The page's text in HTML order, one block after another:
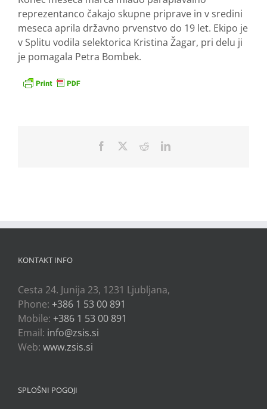
reprezentanco čakajo skupne priprave in v sredini
meseca aprila državno prvenstvo do 19 let. Ekipo je
v Splitu vodila selektorica Kristina Žagar, pri delu ji
je pomagala Petra Bombek.
Facebook RedditLinkedIn
KONTAKT INFO
Cesta 24. Junija 23, 1231 Ljubljana,
Phone: +386 1 53 00 891
Mobile: +386 1 53 00 891
Email: info@zsis.si
Web: www.zsis.si
SPLOŠNI POGOJI